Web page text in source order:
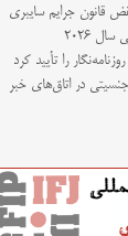
قانون جرایم سایبری
۲۰۲۶
را تأیید کرد
در اتاق‌های خبر